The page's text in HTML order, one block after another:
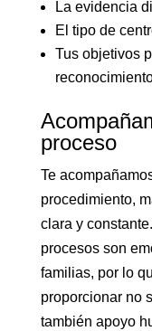
La evidencia
El tipo de
Tus objetivos
proceso
Te
procedimiento,
clara y
procesos son
familias, por lo
proporcionar no
también apoyo